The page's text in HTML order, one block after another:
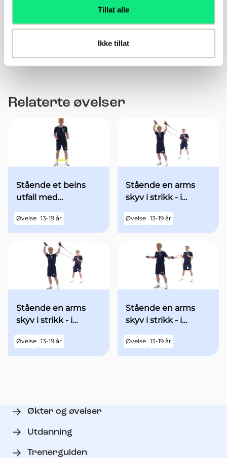
Tillat alle
Ikke tillat
kroppskontakt under utførelse
kontrollerte stopp på eget initiativ
Utføre kombinasjon av steg med kontrollerte stopp
Relaterte øvelser
Stående et beins
utfall med
utgangsstilling
Øvelse 13-19 år
Stående en arms
skyv i strikk - i
begge armene over
hodet - med økt fart
Øvelse 13-19 år
Stående en arms
skyv i strikk - i
utgangsstilling med
begge armene over
hodet
Øvelse 13-19 år
Stående en arms
skyv i strikk - i
utgangsstilling med
begge armene
"90grader" ut til
Øvelse 13-19 år
Økter og øvelser
Utdanning
Trenerguiden